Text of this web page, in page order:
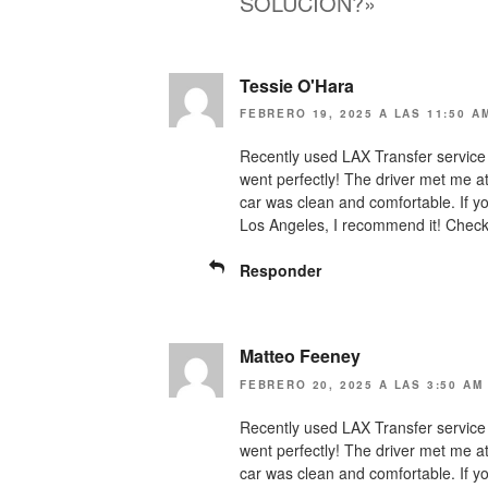
t
S
e
a
b
e
e
n
n
a
v
n
t
u
e
v
a
e
(
S
e
a
r
e
e
u
n
a
e
n
n
u
e
v
Tessie O'Hara
FEBRERO 19, 2025 A LAS 11:50
Recently used LAX Transfer
went perfectly! The driver met me
car was clean and comfortable. If
Los Angeles, I recommend it!
Responder
Matteo Feeney
FEBRERO 20, 2025 A LAS 3:50 AM
Recently used LAX Transfer
went perfectly! The driver met me
car was clean and comfortable. If